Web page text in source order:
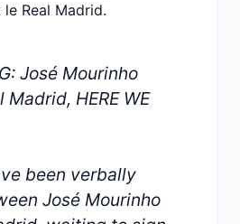
Real Madrid.
José Mourinho
HERE WE
been verbally
José Mourinho